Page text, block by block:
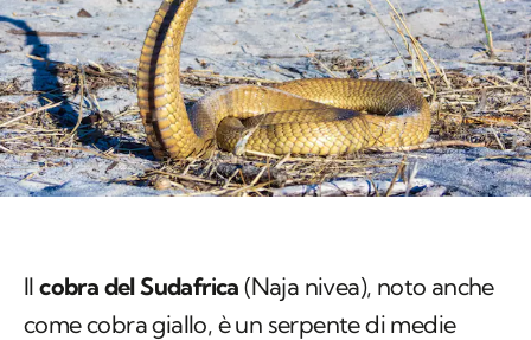
Ilcobra del Sudafrica (Naja nivea), noto anche
come cobra giallo, è un serpente di medie